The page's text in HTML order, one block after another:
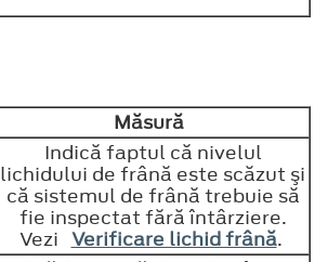
Măsură
Indică faptul că nivelul
lichidului de frână este scăzut şi
că sistemul de frână trebuie să
fie inspectat fără întârziere.
Vezi Verificare lichid frână.